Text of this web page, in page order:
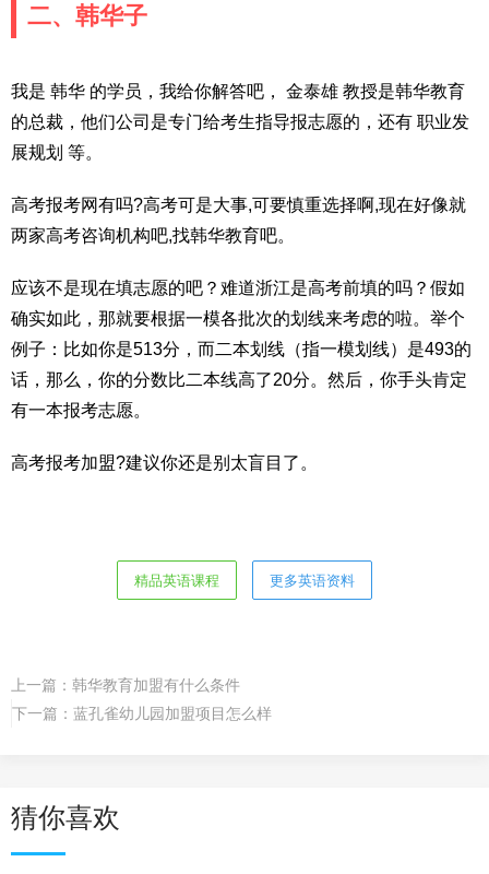
二、韩华子
我是 韩华 的学员，我给你解答吧， 金泰雄 教授是韩华教育
的总裁，他们公司是专门给考生指导报志愿的，还有 职业发
展规划 等。
高考报考网有吗?高考可是大事,可要慎重选择啊,现在好像就
两家高考咨询机构吧,找韩华教育吧。
应该不是现在填志愿的吧？难道浙江是高考前填的吗？假如
确实如此，那就要根据一模各批次的划线来考虑的啦。举个
例子：比如你是513分，而二本划线（指一模划线）是493的
话，那么，你的分数比二本线高了20分。然后，你手头肯定
有一本报考志愿。
高考报考加盟?建议你还是别太盲目了。
精品英语课程 更多英语资料
上一篇： 韩华教育加盟有什么条件
下一篇： 蓝孔雀幼儿园加盟项目怎么样
猜你喜欢